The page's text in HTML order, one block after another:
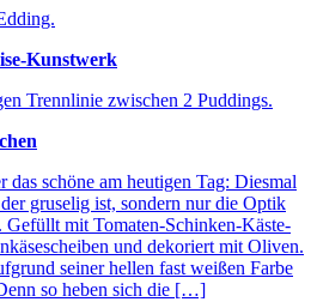
Kunstwerk
Trennlinie zwischen 2 Puddings.
schöne am heutigen Tag: Diesmal
gruselig ist, sondern nur die Optik
mit Tomaten-Schinken-Käste-
und dekoriert mit Oliven.
seiner hellen fast weißen Farbe
so heben sich die […]